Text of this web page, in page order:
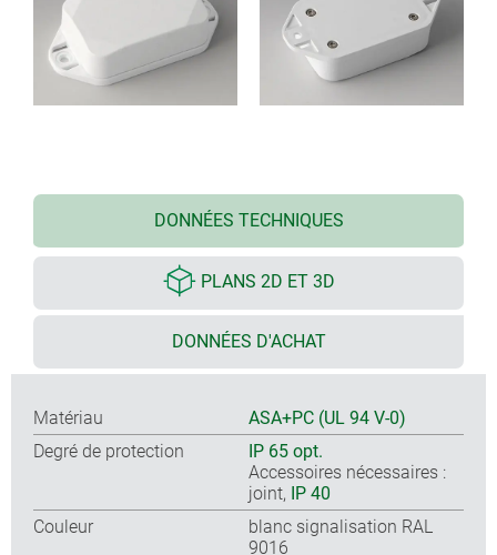
DONNÉES TECHNIQUES
PLANS 2D ET 3D
DONNÉES D'ACHAT
Matériau
ASA+PC (UL 94 V-0)
Degré de protection
IP 65 opt.
Accessoires nécessaires :
joint, IP 40
Couleur
blanc signalisation RAL
9016